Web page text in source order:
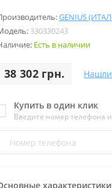
GENIUS
330330243
Есть в наличии
38 302 грн.
Купить в один клик
Введите номер телефона
характеристики